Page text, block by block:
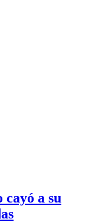
a su